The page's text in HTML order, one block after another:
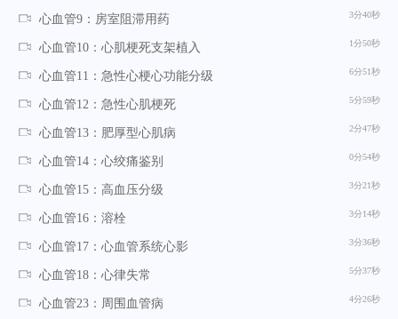
3分40秒
心血管9：房室阻滞用药
1分50秒
心血管10：心肌梗死支架植入
6分51秒
心血管11：急性心梗心功能分级
5分59秒
心血管12：急性心肌梗死
2分47秒
心血管13：肥厚型心肌病
0分54秒
心血管14：心绞痛鉴别
3分21秒
心血管15：高血压分级
3分14秒
心血管16：溶栓
3分36秒
心血管17：心血管系统心影
5分37秒
心血管18：心律失常
4分26秒
心血管23：周围血管病